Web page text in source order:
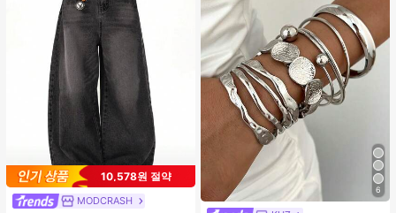
10,578원 절약
MODCRASH
6